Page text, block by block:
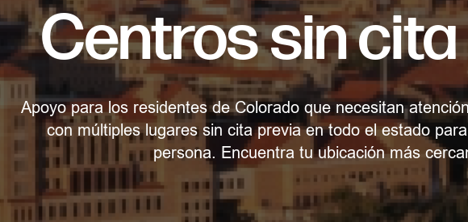
Centros sin
Apoyo para los residentes de Colorado que necesitan
con múltiples lugares sin cita previa en todo el estado
persona. Encuentra tu ubicación más